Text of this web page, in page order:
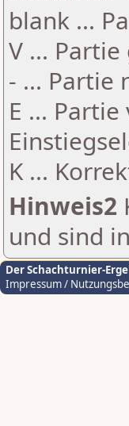
blank ...
V ...
- ... Partie
E ...
K ...
Hinweis2
und sind
Der Schachturnier-
Impressum /